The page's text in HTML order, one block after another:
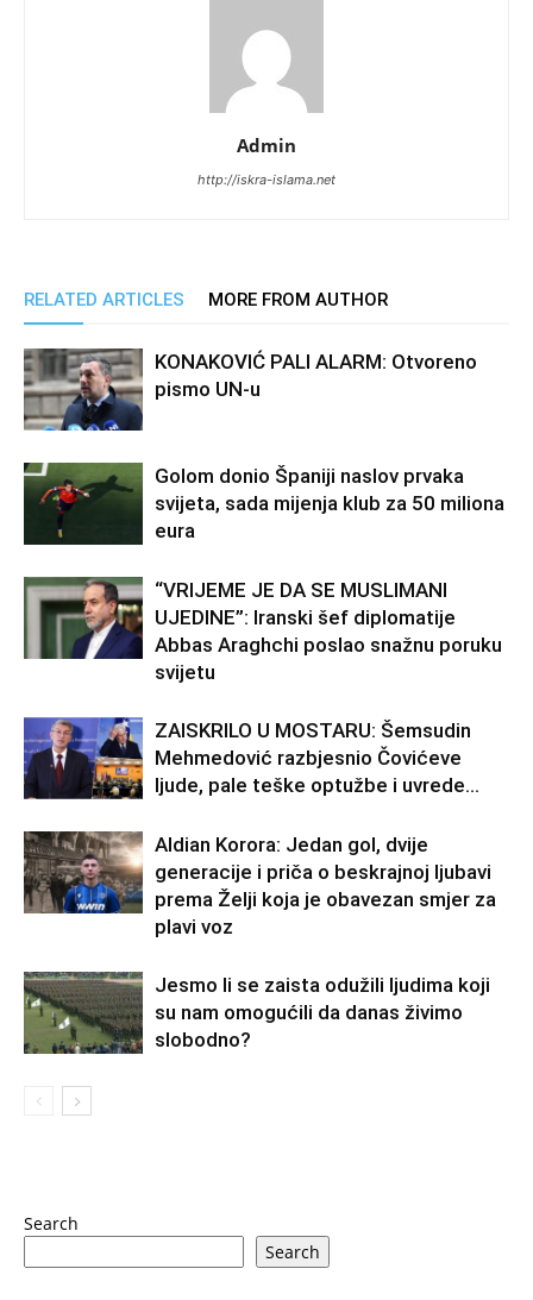
Admin
http://iskra-islama.net
RELATED ARTICLES MORE FROM AUTHOR
KONAKOVIĆ PALI ALARM: Otvoreno
pismo UN-u
Golom donio Španiji naslov prvaka
svijeta, sada mijenja klub za 50 miliona
eura
“VRIJEME JE DA SE MUSLIMANI
UJEDINE”: Iranski šef diplomatije
Abbas Araghchi poslao snažnu poruku
svijetu
ZAISKRILO U MOSTARU: Šemsudin
Mehmedović razbjesnio Čovićeve
ljude, pale teške optužbe i uvrede…
Aldian Korora: Jedan gol, dvije
generacije i priča o beskrajnoj ljubavi
prema Želji koja je obavezan smjer za
plavi voz
Jesmo li se zaista odužili ljudima koji
su nam omogućili da danas živimo
slobodno?
Search
Search